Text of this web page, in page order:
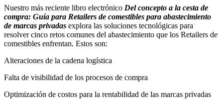
Nuestro más reciente libro electrónico Del concepto a la cesta de
compra: Guía para Retailers de comestibles para abastecimiento
de marcas privadas explora las soluciones tecnológicas para
resolver cinco retos comunes del abastecimiento que los Retailers de
comestibles enfrentan. Estos son:
Alteraciones de la cadena logística
Falta de visibilidad de los procesos de compra
Optimización de costos para la rentabilidad de las marcas privadas